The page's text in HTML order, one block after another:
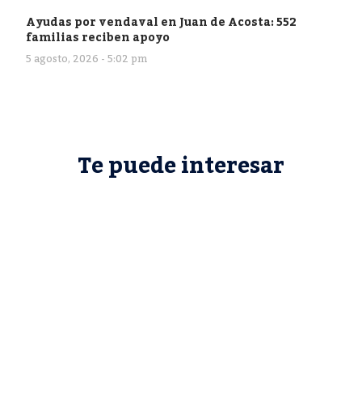
Ayudas por vendaval en Juan de Acosta: 552
familias reciben apoyo
5 agosto, 2026 - 5:02 pm
Te puede interesar